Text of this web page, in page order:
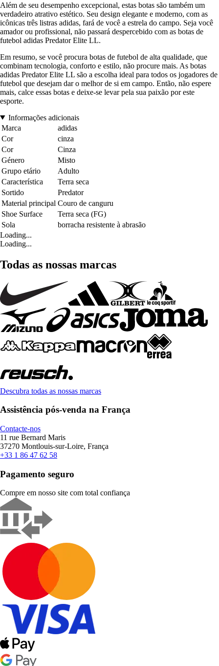
Além de seu desempenho excepcional, estas botas são também um
verdadeiro atrativo estético. Seu design elegante e moderno, com as
icônicas três listras adidas, fará de você a estrela do campo. Seja você
amador ou profissional, não passará despercebido com as botas de
futebol adidas Predator Elite LL.
Em resumo, se você procura botas de futebol de alta qualidade, que
combinam tecnologia, conforto e estilo, não procure mais. As botas
adidas Predator Elite LL são a escolha ideal para todos os jogadores de
futebol que desejam dar o melhor de si em campo. Então, não espere
mais, calce essas botas e deixe-se levar pela sua paixão por este
esporte.
Informações adicionais
Marca
adidas
Cor
cinza
Cor
Cinza
Género
Misto
Grupo etário
Adulto
Característica
Terra seca
Sortido
Predator
Material principal Couro de canguru
Shoe Surface
Terra seca (FG)
Sola
borracha resistente à abrasão
Loading...
Loading...
Todas as nossas marcas
Descubra todas as nossas marcas
Assistência pós-venda na França
Contacte-nos
11 rue Bernard Maris
37270 Montlouis-sur-Loire, França
+33 1 86 47 62 58
Pagamento seguro
Compre em nosso site com total confiança